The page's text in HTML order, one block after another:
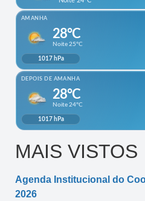
MAIS VISTOS
Agenda Institucional do
2026